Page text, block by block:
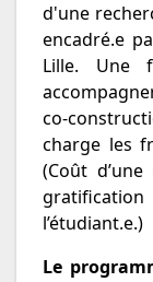
d'une
encadré.e
Lille. Une
co-
charge les
(Coût
l’étudiant.e.)
Le